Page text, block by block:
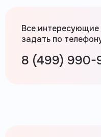
Все
задать по
8 (499) 990-